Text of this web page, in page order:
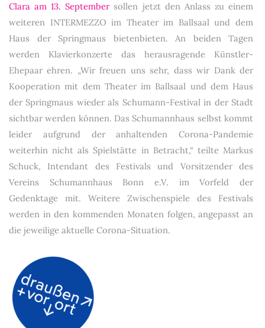
Clara am 13. Septembersollen jetzt den Anlass zu einem
weiteren INTERMEZZO im Theater im Ballsaal und dem
Haus der Springmaus bietenbieten. An beiden Tagen
werden Klavierkonzerte das herausragende Künstler-
Ehepaar ehren. „Wir freuen uns sehr, dass wir Dank der
Kooperation mit dem Theater im Ballsaal und dem Haus
der Springmaus wieder als Schumann-Festival in der Stadt
sichtbar werden können. Das Schumannhaus selbst kommt
leider aufgrund der anhaltenden Corona-Pandemie
weiterhin nicht als Spielstätte in Betracht,“ teilte Markus
Schuck, Intendant des Festivals und Vorsitzender des
Vereins Schumannhaus Bonn e.V. im Vorfeld der
Gedenktage mit. Weitere Zwischenspiele des Festivals
werden in den kommenden Monaten folgen, angepasst an
die jeweilige aktuelle Corona-Situation.